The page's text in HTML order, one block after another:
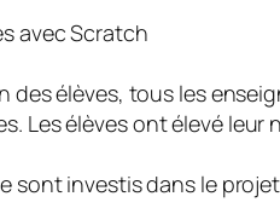
avec Scratch
élèves, tous les
élèves ont élevé leur
investis dans le